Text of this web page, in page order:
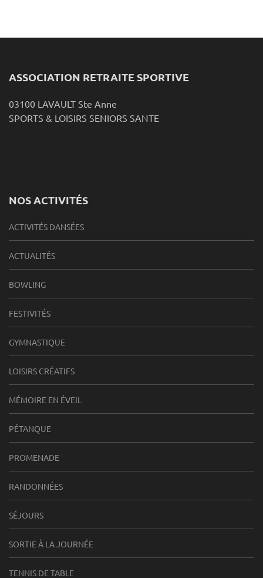
ASSOCIATION RETRAITE SPORTIVE
03100 LAVAULT Ste Anne
SPORTS & LOISIRS SENIORS SANTE
NOS ACTIVITÉS
ACTIVITÉS DANSÉES
ACTUALITÉS
BOWLING
FESTIVITÉS
GYMNASTIQUE
LOISIRS CRÉATIFS
MÉMOIRE EN ÉVEIL
PÉTANQUE
PROMENADE
RANDONNÉES
SÉJOURS
SORTIE À LA JOURNÉE
TENNIS DE TABLE